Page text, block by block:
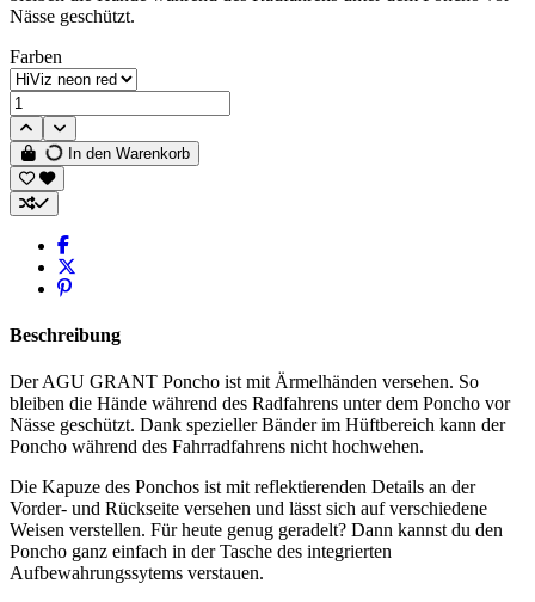
Nässe geschützt.
Farben
In den Warenkorb
Beschreibung
Der AGU GRANT Poncho ist mit Ärmelhänden versehen. So
bleiben die Hände während des Radfahrens unter dem Poncho vor
Nässe geschützt. Dank spezieller Bänder im Hüftbereich kann der
Poncho während des Fahrradfahrens nicht hochwehen.
Die Kapuze des Ponchos ist mit reflektierenden Details an der
Vorder- und Rückseite versehen und lässt sich auf verschiedene
Weisen verstellen. Für heute genug geradelt? Dann kannst du den
Poncho ganz einfach in der Tasche des integrierten
Aufbewahrungssytems verstauen.